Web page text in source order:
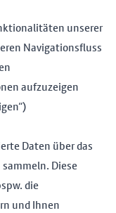
unserer
Navigationsfluss
aufzuzeigen
Daten über das
Diese
die
und Ihnen